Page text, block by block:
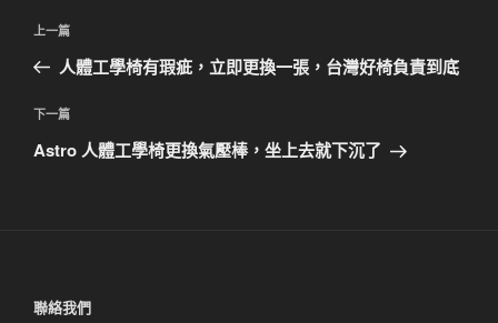
文
導
覽
上
一
文
章
上一篇
人體工學椅有瑕疵，立即更換一張，台灣好椅負責到底
下
一
下一篇
Astro 人體工學椅更換氣壓棒，坐上去就下沉了
聯絡我們